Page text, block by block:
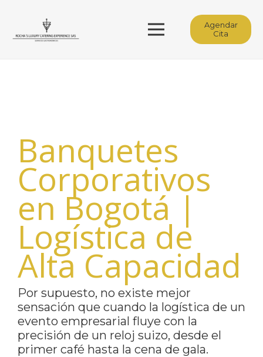
Agendar
Cita
Banquetes
Corporativos
en Bogotá |
Logística de
Alta Capacidad
Por supuesto, no existe mejor
sensación que cuando la logística de un
evento empresarial fluye con la
precisión de un reloj suizo, desde el
primer café hasta la cena de gala.